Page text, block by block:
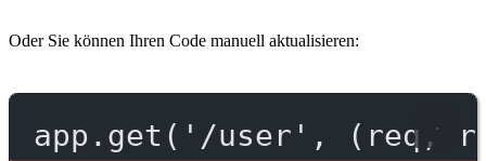
Oder Sie können Ihren Code manuell aktualisieren:
app.get('/user', (req,